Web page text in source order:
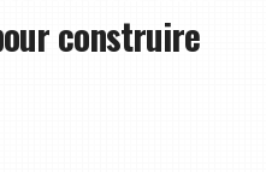
construire